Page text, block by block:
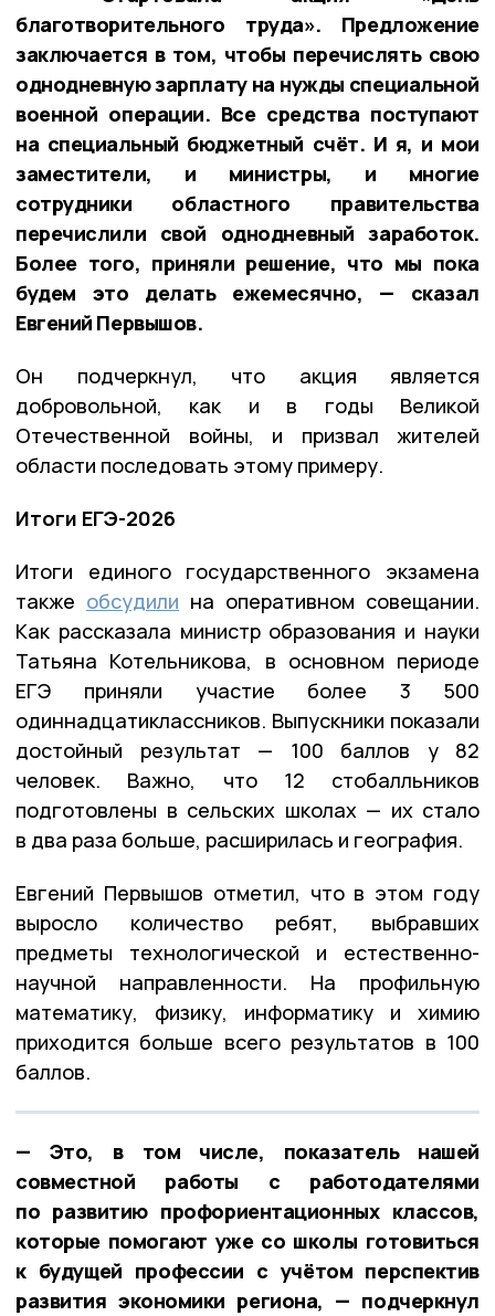
благотворительного труда». Предложение
заключается в том, чтобы перечислять свою
однодневную зарплату на нужды специальной
военной операции. Все средства поступают
на специальный бюджетный счёт. И я, и мои
заместители, и министры, и многие
сотрудники областного правительства
перечислили свой однодневный заработок.
Более того, приняли решение, что мы пока
будем это делать ежемесячно, — сказал
Евгений Первышов.
Он подчеркнул, что акция является
добровольной, как и в годы Великой
Отечественной войны, и призвал жителей
области последовать этому примеру.
Итоги ЕГЭ-2026
Итоги единого государственного экзамена
также обсудили на оперативном совещании.
Как рассказала министр образования и науки
Татьяна Котельникова, в основном периоде
ЕГЭ приняли участие более 3 500
одиннадцатиклассников. Выпускники показали
достойный результат — 100 баллов у 82
человек. Важно, что 12 стобалльников
подготовлены в сельских школах — их стало
в два раза больше, расширилась и география.
Евгений Первышов отметил, что в этом году
выросло количество ребят, выбравших
предметы технологической и естественно-
научной направленности. На профильную
математику, физику, информатику и химию
приходится больше всего результатов в 100
баллов.
— Это, в том числе, показатель нашей
совместной работы с работодателями
по развитию профориентационных классов,
которые помогают уже со школы готовиться
к будущей профессии с учётом перспектив
развития экономики региона, — подчеркнул